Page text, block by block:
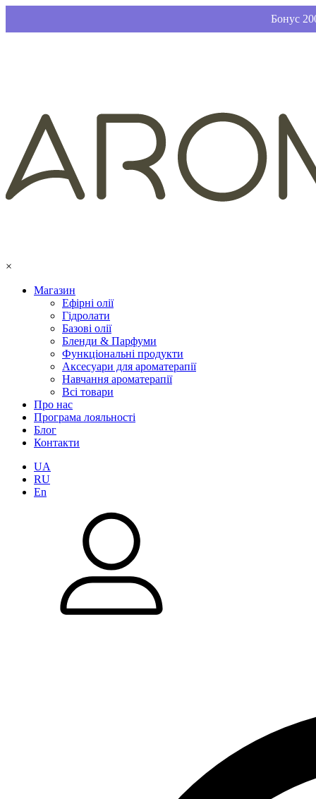
Бонус
×
Магазин
Ефірні олії
Гідролати
Базові олії
Бленди & Парфуми
Функціональні продукти
Аксесуари для ароматерапії
Навчання ароматерапії
Всі товари
Про нас
Програма лояльності
Блог
Контакти
UA
RU
En